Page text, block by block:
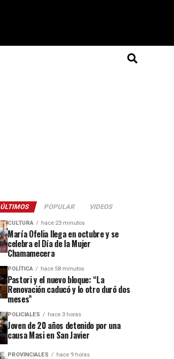
ÚLTIMOS POPULAR VIDEOS
CULTURA hace 23 minutos
María Ofelia llega en octubre y se
celebra el Día de la Mujer
Chamamecera
POLÍTICA hace 58 minutos
Pastori y el nuevo bloque: “La
Renovación caducó y lo otro duró dos
meses”
POLICIALES hace 3 horas
Joven de 20 años detenido por una
causa Masi en San Javier
PROVINCIALES hace 9 horas